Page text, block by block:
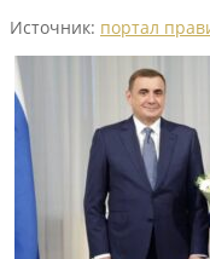
Источник: портал